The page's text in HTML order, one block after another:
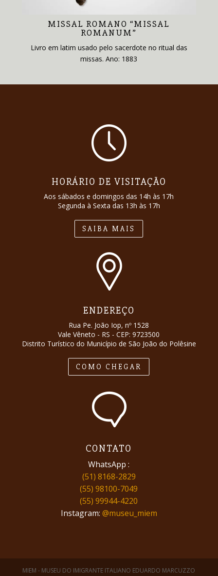
MISSAL ROMANO “MISSAL
ROMANUM”
Livro em latim usado pelo sacerdote no ritual das
missas. Ano: 1883
HORÁRIO DE VISITAÇÃO
Aos sábados e domingos das 14h às 17h
Segunda à Sexta das 13h às 17h
SAIBA MAIS
ENDEREÇO
Rua Pe. João Iop, nº 1528
Vale Vêneto - RS - CEP: 9723500
Distrito Turístico do Município de São João do Polêsine
COMO CHEGAR
CONTATO
WhatsApp :
(51) 8168-2829
(55) 98100-7049
(55) 99944-4220
Instagram: @museu_miem
MIEM - MUSEU DO IMIGRANTE ITALIANO EDUARDO MARCUZZO